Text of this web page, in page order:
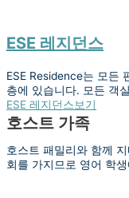
ESE 레지던스
ESE Residence는 모든
층에 있습니다. 모든 객
ESE 레지던스보기
호스트 가족
호스트 패밀리와 함께
회를 가지므로 영어 학